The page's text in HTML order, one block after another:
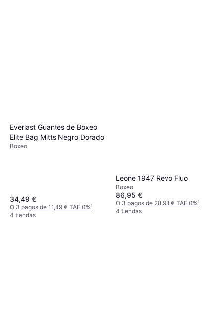
Everlast Guantes de Boxeo
Elite Bag Mitts Negro Dorado
Boxeo
34,49 €
O 3 pagos de 11,49 € TAE 0%¹
4 tiendas
Leone 1947 Revo Fluo
Boxeo
86,95 €
O 3 pagos de 28,98 € TAE 0%¹
4 tiendas